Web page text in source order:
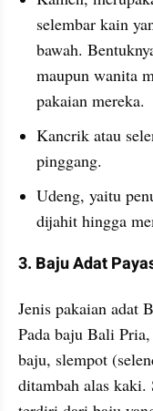
selembar kain
bawah.
maupun wanita
pakaian mereka.
Kancrik atau
pinggang.
Udeng, yaitu
dijahit hingga
3. Baju Adat
Jenis pakaian adat
Pada baju Bali
baju, slempot
ditambah alas kaki.